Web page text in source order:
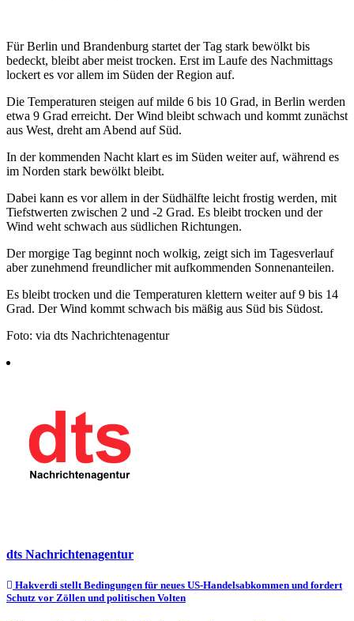
Für Berlin und Brandenburg startet der Tag stark bewölkt bis
bedeckt, bleibt aber meist trocken. Erst im Laufe des Nachmittags
lockert es vor allem im Süden der Region auf.
Die Temperaturen steigen auf milde 6 bis 10 Grad, in Berlin werden
etwa 9 Grad erreicht. Der Wind bleibt schwach und kommt zunächst
aus West, dreht am Abend auf Süd.
In der kommenden Nacht klart es im Süden weiter auf, während es
im Norden stark bewölkt bleibt.
Dabei kann es vor allem in der Südhälfte leicht frostig werden, mit
Tiefstwerten zwischen 2 und -2 Grad. Es bleibt trocken und der
Wind weht schwach aus südlichen Richtungen.
Der morgige Tag beginnt noch wolkig, zeigt sich im Tagesverlauf
aber zunehmend freundlicher mit aufkommenden Sonnenanteilen.
Es bleibt trocken und die Temperaturen klettern weiter auf 9 bis 14
Grad. Der Wind kommt schwach bis mäßig aus Süd bis Südost.
Foto: via dts Nachrichtenagentur
dts Nachrichtenagentur
Beitragsnavigation
Hakverdi stellt Bedingungen für neues US-Handelsabkommen und fordert
Schutz vor Zöllen und politischen Volten